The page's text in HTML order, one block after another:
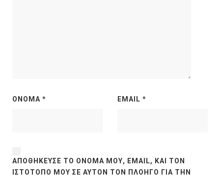
ΌΝΟΜΑ * EMAIL *
ΑΠΟΘΉΚΕΥΣΕ ΤΟ ΌΝΟΜΆ ΜΟΥ, EMAIL, ΚΑΙ ΤΟΝ
ΙΣΤΌΤΟΠΟ ΜΟΥ ΣΕ ΑΥΤΌΝ ΤΟΝ ΠΛΟΗΓΌ ΓΙΑ ΤΗΝ